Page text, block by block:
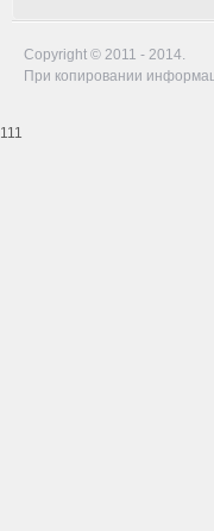
Copyright © 2011 - 2014.
При копировании
111